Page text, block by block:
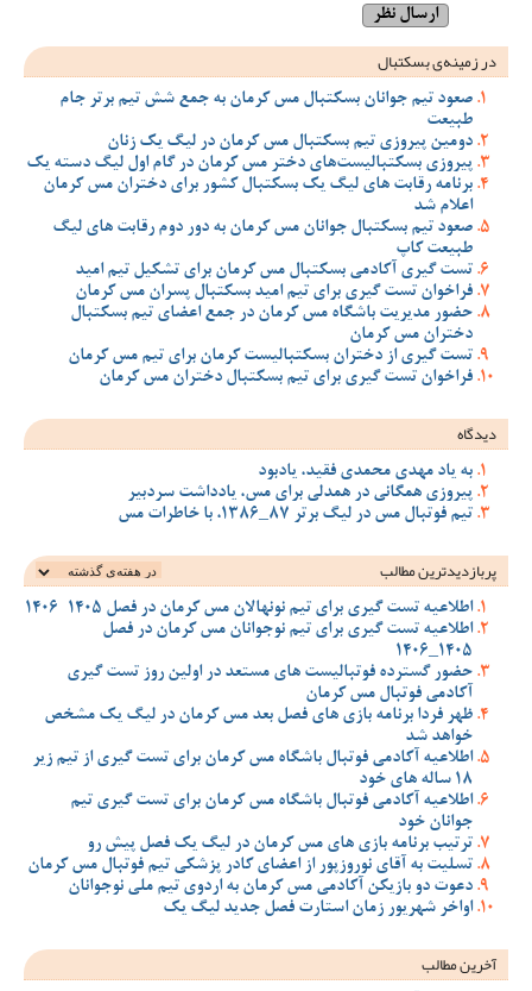
در زمینه‌ی بسکتبال
صعود تیم جوانان بسکتبال مس کرمان به جمع شش تیم برتر جام
طبیعت
دومین پیروزی تیم بسکتبال مس کرمان در لیگ یک زنان
پیروزی بسکتبالیست‌های دختر مس کرمان در گام اول لیگ دسته یک
برنامه رقابت های لیگ یک بسکتبال کشور برای دختران مس کرمان
اعلام شد
صعود تیم بسکتبال جوانان مس کرمان به دور دوم رقابت های لیگ
طبیعت کاپ
تست گیری آکادمی بسکتبال مس کرمان برای تشکیل تیم امید
فراخوان تست گیری برای تیم امید بسکتبال پسران مس کرمان
حضور مدیریت باشگاه مس کرمان در جمع اعضای تیم بسکتبال
دختران مس کرمان
تست گیری از دختران بسکتبالیست کرمان برای تیم مس کرمان
فراخوان تست گیری برای تیم بسکتبال دختران مس کرمان
دیدگاه
به یاد مهدی محمدی فقید، یادبود
پیروزی همگانی در همدلی برای مس، یادداشت سردبیر
تیم فوتبال مس در لیگ برتر 87_1386، با خاطرات مس
پربازدیدترین‌ مطالب
اطلاعیه تست گیری برای تیم نونهالان مس کرمان در فصل 1405-1406
اطلاعیه تست گیری برای تیم نوجوانان مس کرمان در فصل
1405_1406
حضور گسترده فوتبالیست های مستعد در اولین روز تست گیری
آکادمی فوتبال مس کرمان
ظهر فردا برنامه بازی های فصل بعد مس کرمان در لیگ یک مشخص
خواهد شد
اطلاعیه آکادمی فوتبال باشگاه مس کرمان برای تست گیری از تیم زیر
18 ساله های خود
اطلاعیه آکادمی فوتبال باشگاه مس کرمان برای تست گیری تیم
جوانان خود
ترتیب برنامه بازی های مس کرمان در لیگ یک فصل پیش رو
تسلیت به آقای نوروزپور از اعضای کادر پزشکی تیم فوتبال مس کرمان
دعوت دو بازیکن آکادمی مس کرمان به اردوی تیم ملی نوجوانان
اواخر شهریور زمان استارت فصل جدید لیگ یک
آخرین مطالب